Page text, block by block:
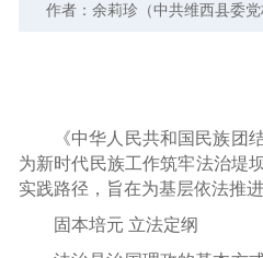
作者：余莉珍（中共维西县委党
《中华人民共和国民族团
为新时代民族工作筑牢法治堤
实践路径，旨在为基层依法推
固本培元 立法定纲